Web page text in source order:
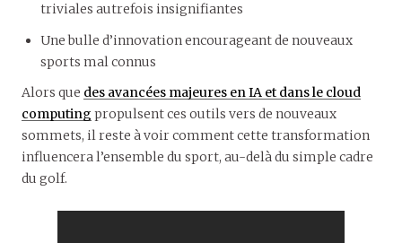
triviales autrefois insignifiantes
Une bulle d’innovation encourageant de nouveaux
sports mal connus
Alors que des avancées majeures en IA et dans le cloud
computing propulsent ces outils vers de nouveaux
sommets, il reste à voir comment cette transformation
influencera l’ensemble du sport, au-delà du simple cadre
du golf.